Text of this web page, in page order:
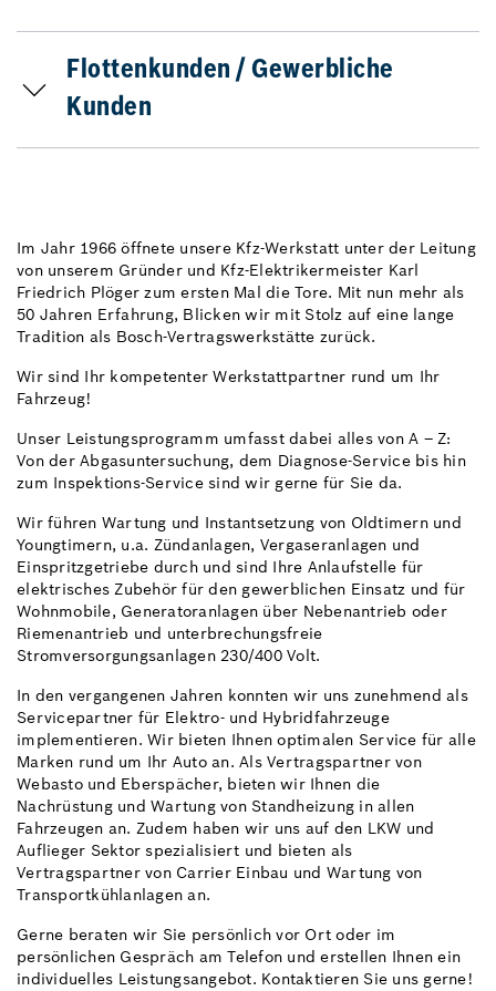
Flottenkunden / Gewerbliche
Kunden
Im Jahr 1966 öffnete unsere Kfz-Werkstatt unter der Leitung
von unserem Gründer und Kfz-Elektrikermeister Karl
Friedrich Plöger zum ersten Mal die Tore. Mit nun mehr als
50 Jahren Erfahrung, Blicken wir mit Stolz auf eine lange
Tradition als Bosch-Vertragswerkstätte zurück.
Wir sind Ihr kompetenter Werkstattpartner rund um Ihr
Fahrzeug!
Unser Leistungsprogramm umfasst dabei alles von A – Z:
Von der Abgasuntersuchung, dem Diagnose-Service bis hin
zum Inspektions-Service sind wir gerne für Sie da.
Wir führen Wartung und Instantsetzung von Oldtimern und
Youngtimern, u.a. Zündanlagen, Vergaseranlagen und
Einspritzgetriebe durch und sind Ihre Anlaufstelle für
elektrisches Zubehör für den gewerblichen Einsatz und für
Wohnmobile, Generatoranlagen über Nebenantrieb oder
Riemenantrieb und unterbrechungsfreie
Stromversorgungsanlagen 230/400 Volt.
In den vergangenen Jahren konnten wir uns zunehmend als
Servicepartner für Elektro- und Hybridfahrzeuge
implementieren. Wir bieten Ihnen optimalen Service für alle
Marken rund um Ihr Auto an. Als Vertragspartner von
Webasto und Eberspächer, bieten wir Ihnen die
Nachrüstung und Wartung von Standheizung in allen
Fahrzeugen an. Zudem haben wir uns auf den LKW und
Auflieger Sektor spezialisiert und bieten als
Vertragspartner von Carrier Einbau und Wartung von
Transportkühlanlagen an.
Gerne beraten wir Sie persönlich vor Ort oder im
persönlichen Gespräch am Telefon und erstellen Ihnen ein
individuelles Leistungsangebot. Kontaktieren Sie uns gerne!